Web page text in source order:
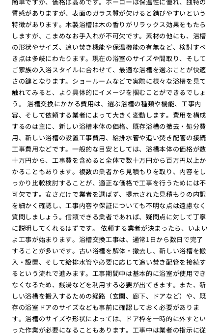
質感がありますが、表面のガラス質が欠けると錆びやすいという
特徴があります。木製浴槽は木の香りがリラックス効果をもたら
しますが、こまめなお手入れが不可欠です。素材の他にも、浴槽
の形状やサイズ、追い焚き機能や保温機能の有無など、検討すべ
き点は多岐にわたります。現在の浴室のサイズや間取り、そして
ご家族の入浴スタイルに合わせて、最適な浴槽を選ぶことが快適
さの鍵となります。ショールームなどで実際に様々な浴槽を見て
触れてみると、より具体的にイメージを掴むことができるでしょ
う。 浴槽交換にかかる費用は、選ぶ浴槽の種類や機能、工事内
容、そして依頼する業者によって大きく変動します。費用を構成
するのは主に、新しい浴槽本体の価格、既存浴槽の撤去・処分費
用、新しい浴槽の設置工事費用、給排水管や追い焚き配管の接続
工事費用などです。一般的な目安としては、浴槽本体の価格が数
十万円から、工事費を含めると全体で数十万円から百万円以上か
かることもあります。複数の業者から見積もりを取り、内容をし
っかり比較検討することが、適正な価格で工事を行うためには不
可欠です。安さだけで業者を選ばず、提示された見積もりの内訳
を細かく確認し、工事内容や保証についても不明な点は遠慮なく
質問しましょう。信頼できる業者であれば、疑問点に対して丁寧
に説明してくれるはずです。 依頼する業者が決まったら、いよい
よ工事が始まります。浴槽交換工事は、通常1日から数日で完了
することが多いです。古い浴槽を解体・撤去し、新しい浴槽を搬
入・設置、そして給排水管や必要に応じて追い焚き配管を接続す
るという流れで進みます。工事期間中は基本的に浴室が使用でき
なくなるため、銭湯などを利用する必要が出てきます。また、新
しい浴槽を搬入するための経路（玄関、廊下、ドアなど）や、既
存の浴室ドアのサイズなども事前に確認しておく必要がありま
す。浴槽のサイズや形状によっては、ドア枠を一時的に外すとい
った作業が必要になることもあります。工事中は業者の指示に従